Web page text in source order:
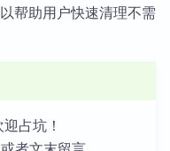
帮助用户快速清理不需
占坑！